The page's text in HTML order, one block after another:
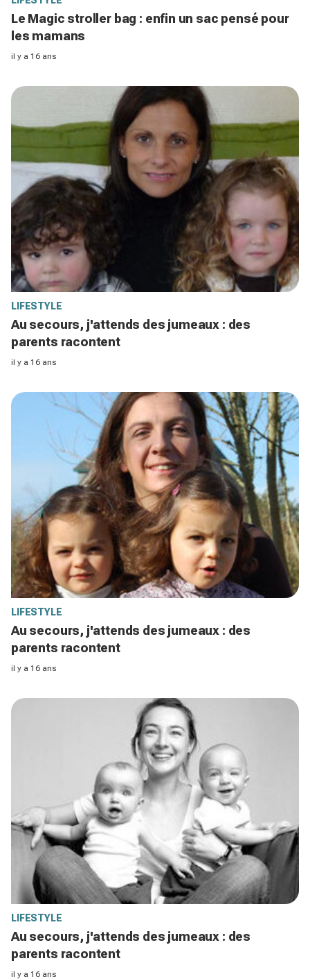
Le Magic stroller bag : enfin un sac pensé pour
les mamans
il y a 16 ans
LIFESTYLE
Au secours, j'attends des jumeaux : des
parents racontent
il y a 16 ans
LIFESTYLE
Au secours, j'attends des jumeaux : des
parents racontent
il y a 16 ans
LIFESTYLE
Au secours, j'attends des jumeaux : des
parents racontent
il y a 16 ans